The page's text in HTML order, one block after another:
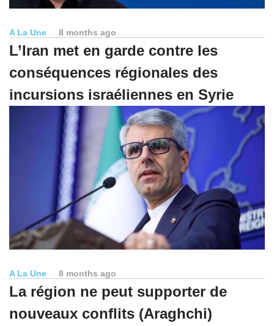
A La Une 8 months ago
L’Iran met en garde contre les
conséquences régionales des
incursions israéliennes en Syrie
A La Une 8 months ago
La région ne peut supporter de
nouveaux conflits (Araghchi)